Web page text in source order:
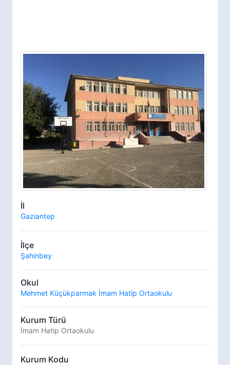
İl
Gaziantep
İlçe
Şahinbey
Okul
Mehmet Küçükparmak İmam Hatip Ortaokulu
Kurum Türü
İmam Hatip Ortaokulu
Kurum Kodu